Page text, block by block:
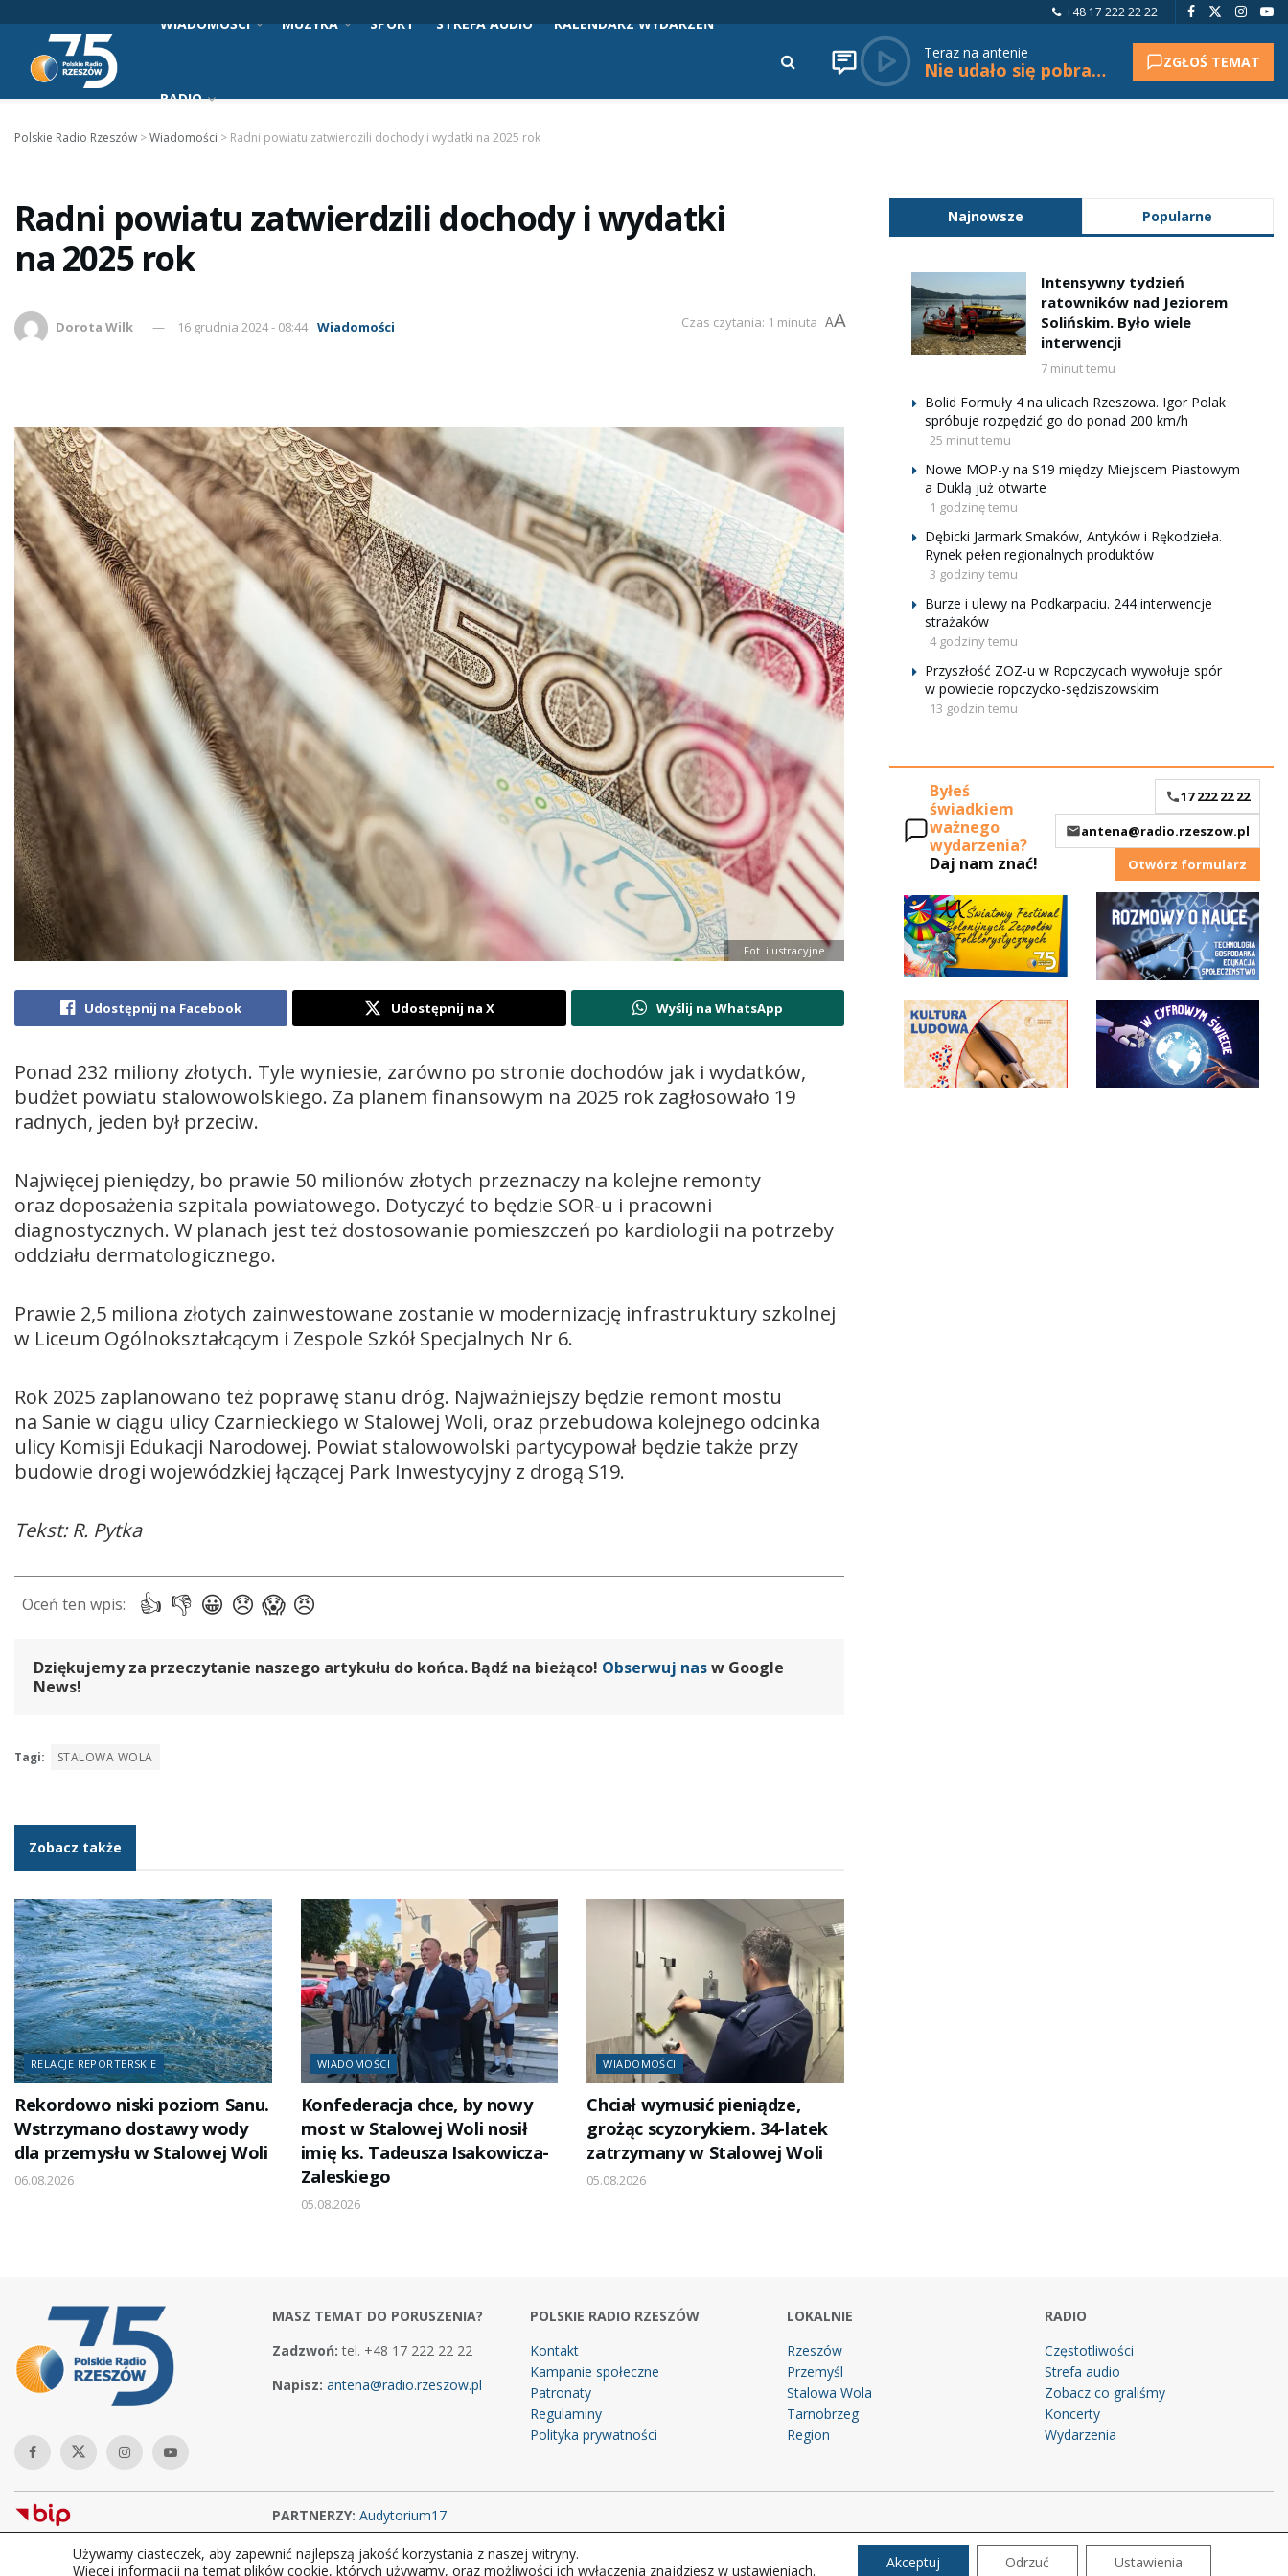
+48 17 222 22 22
WIADOMOŚCI MUZYKA SPORT STREFA AUDIO KALENDARZ WYDARZEŃ
RADIO
Teraz na antenie
Nie udało się pobrać tytułu. ZGŁOŚ TEMAT
Polskie Radio Rzeszów >Wiadomości > Radni powiatu zatwierdzili dochody i wydatki na 2025 rok
Radni powiatu zatwierdzili dochody i wydatki
na 2025 rok
Dorota Wilk 16 grudnia 2024 - 08:44 Wiadomości Czas czytania: 1 minuta AA
Fot. ilustracyjne
Udostępnij na Facebook Udostępnij na X Wyślij na WhatsApp
Ponad 232 miliony złotych. Tyle wyniesie, zarówno po stronie dochodów jak i wydatków,
budżet powiatu stalowowolskiego. Za planem finansowym na 2025 rok zagłosowało 19
radnych, jeden był przeciw.
Najwięcej pieniędzy, bo prawie 50 milionów złotych przeznaczy na kolejne remonty
oraz doposażenia szpitala powiatowego. Dotyczyć to będzie SOR-u i pracowni
diagnostycznych. W planach jest też dostosowanie pomieszczeń po kardiologii na potrzeby
oddziału dermatologicznego.
Prawie 2,5 miliona złotych zainwestowane zostanie w modernizację infrastruktury szkolnej
w Liceum Ogólnokształcącym i Zespole Szkół Specjalnych Nr 6.
Rok 2025 zaplanowano też poprawę stanu dróg. Najważniejszy będzie remont mostu
na Sanie w ciągu ulicy Czarnieckiego w Stalowej Woli, oraz przebudowa kolejnego odcinka
ulicy Komisji Edukacji Narodowej. Powiat stalowowolski partycypował będzie także przy
budowie drogi wojewódzkiej łączącej Park Inwestycyjny z drogą S19.
Tekst: R. Pytka
Dziękujemy za przeczytanie naszego artykułu do końca. Bądź na bieżąco! Obserwuj nasw Google
News!
Tagi: STALOWA WOLA
Zobacz także
RELACJE REPORTERSKIE
Rekordowo niski poziom Sanu.
Wstrzymano dostawy wody
dla przemysłu w Stalowej Woli
06.08.2026
WIADOMOŚCI
Konfederacja chce, by nowy
most w Stalowej Woli nosił
imię ks. Tadeusza Isakowicza-
Zaleskiego
05.08.2026
WIADOMOŚCI
Chciał wymusić pieniądze,
grożąc scyzorykiem. 34-latek
zatrzymany w Stalowej Woli
05.08.2026
Najnowsze Popularne
Intensywny tydzień
ratowników nad Jeziorem
Solińskim. Było wiele
interwencji
7 minut temu
Bolid Formuły 4 na ulicach Rzeszowa. Igor Polak
spróbuje rozpędzić go do ponad 200 km/h
25 minut temu
Nowe MOP-y na S19 między Miejscem Piastowym
a Duklą już otwarte
1 godzinę temu
Dębicki Jarmark Smaków, Antyków i Rękodzieła.
Rynek pełen regionalnych produktów
3 godziny temu
Burze i ulewy na Podkarpaciu. 244 interwencje
strażaków
4 godziny temu
Przyszłość ZOZ-u w Ropczycach wywołuje spór
w powiecie ropczycko-sędziszowskim
13 godzin temu
Byłeś
świadkiem
ważnego
wydarzenia?
Daj nam znać!
17 222 22 22
antena@radio.rzeszow.pl
Otwórz formularz
MASZ TEMAT DO PORUSZENIA?
Zadzwoń: tel. +48 17 222 22 22
Napisz: antena@radio.rzeszow.pl
POLSKIE RADIO RZESZÓW
Kontakt
Kampanie społeczne
Patronaty
Regulaminy
Polityka prywatności
LOKALNIE
Rzeszów
Przemyśl
Stalowa Wola
Tarnobrzeg
Region
RADIO
Częstotliwości
Strefa audio
Zobacz co graliśmy
Koncerty
Wydarzenia
PARTNERZY: Audytorium17
Copyright © 2026Polskie Radio Rzeszów S.A. w likwidacj. Wszelkie prawa zastrzeżone.
Używamy ciasteczek, aby zapewnić najlepszą jakość korzystania z naszej witryny.
Więcej informacji na temat plików cookie, których używamy, oraz możliwości ich wyłączenia znajdziesz w ustawieniach.
Akceptuj Odrzuć Ustawienia